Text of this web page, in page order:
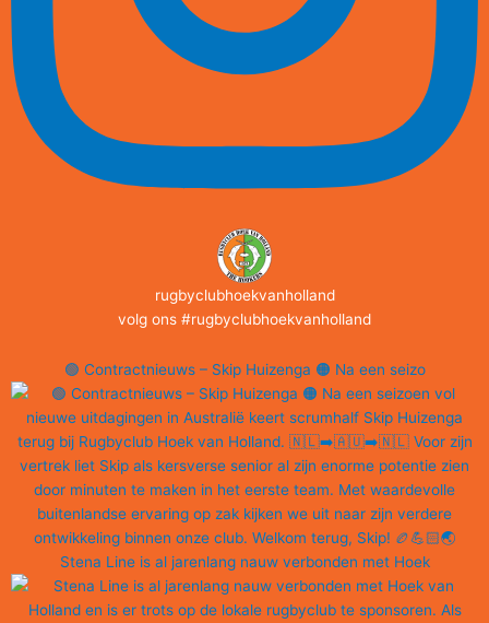
rugbyclubhoekvanholland
volg ons #rugbyclubhoekvanholland
🟢 Contractnieuws – Skip Huizenga 🟠 Na een seizo
Stena Line is al jarenlang nauw verbonden met Hoek